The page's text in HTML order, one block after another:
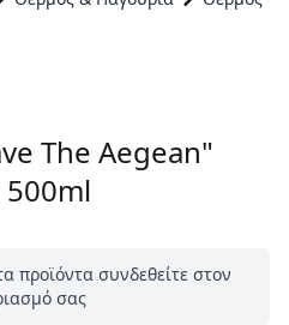
The Aegean"
προϊόντα συνδεθείτε στον
σας